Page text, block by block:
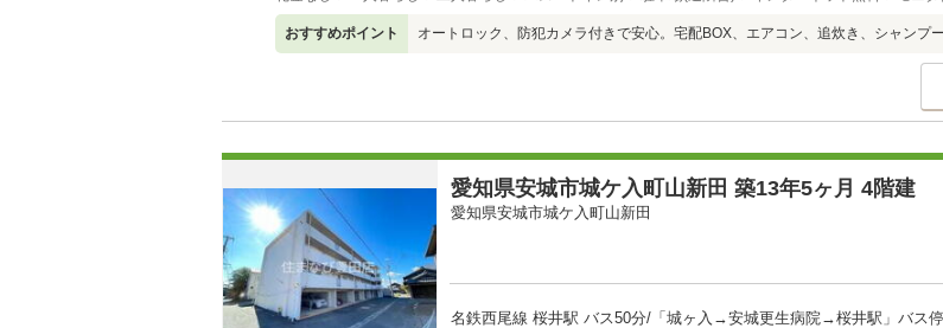
おすすめポイント オートロック、防犯カメラ付きで安心。宅配BOX、エアコン、追炊き、シャンプ
愛知県安城市城ケ入町山新田 築13年5ヶ月 4階建
愛知県安城市城ケ入町山新田
名鉄西尾線 桜井駅 バス50分/「城ヶ入→安城更生病院→桜井駅」バス